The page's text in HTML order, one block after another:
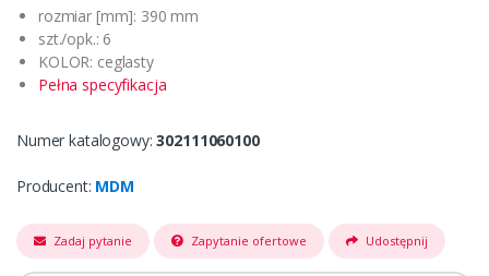
rozmiar [mm]: 390 mm
szt./opk.: 6
KOLOR: ceglasty
Pełna specyfikacja
Numer katalogowy:302111060100
Producent: MDM
Zadaj pytanie Zapytanie ofertowe Udostępnij